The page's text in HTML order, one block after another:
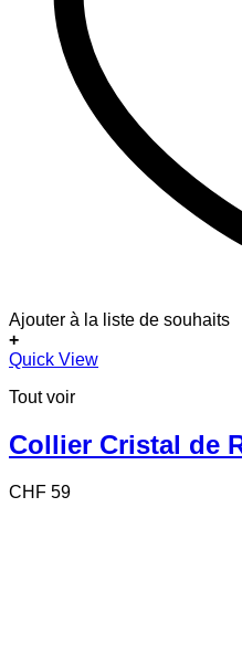
Ajouter à la liste de souhaits
+
Quick View
Tout voir
Collier Cristal de
CHF 59